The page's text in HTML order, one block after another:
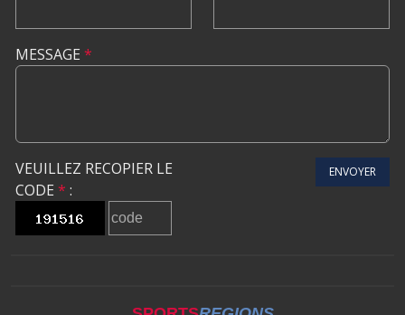
MESSAGE *
VEUILLEZ RECOPIER LE
CODE * :
ENVOYER